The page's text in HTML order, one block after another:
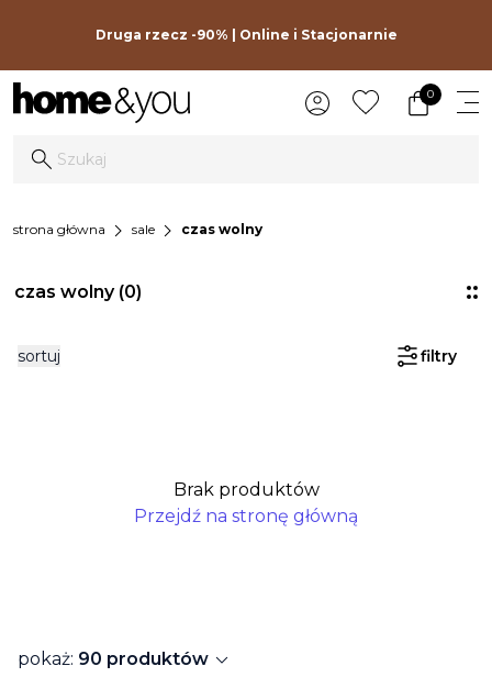
Druga rzecz -90% | Online i Stacjonarnie
0
strona główna chevron_right sale chevron_right czas wolny
czas wolny (0)
sortuj filtry
Brak produktów
Przejdź na stronę główną
pokaż: 90 produktów expand_more